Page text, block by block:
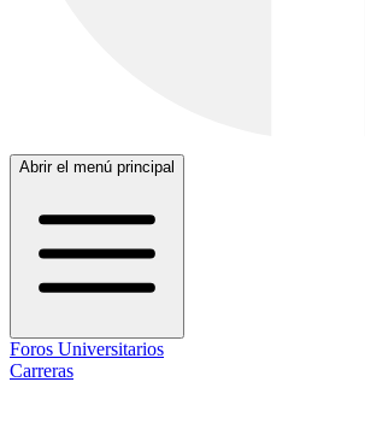
Abrir el menú principal
Foros Universitarios
Carreras